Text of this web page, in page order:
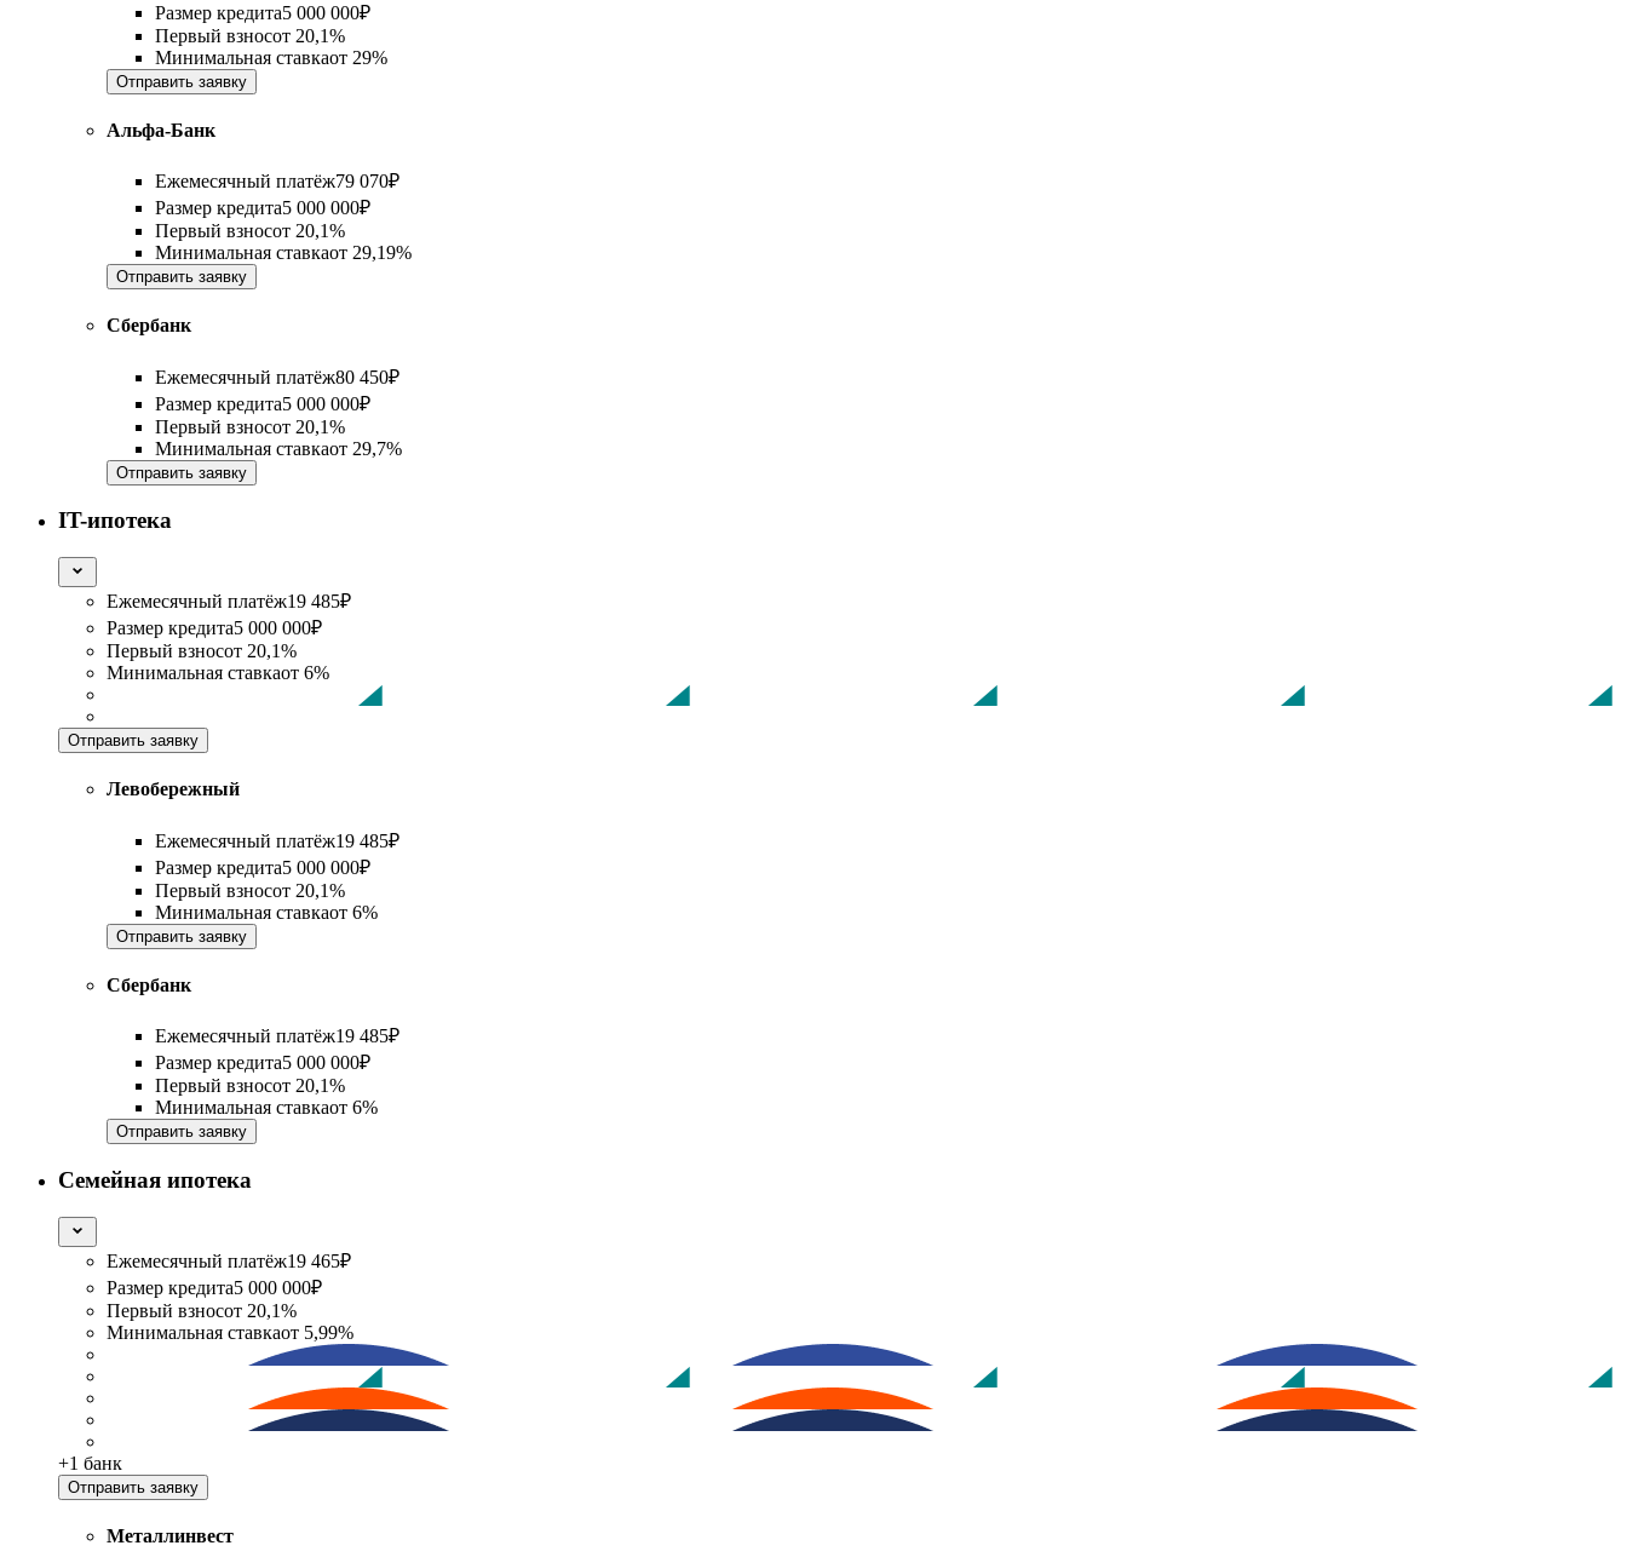
Размер кредита5 000 000₽
Первый взносот 20,1%
Минимальная ставкаот 29%
Отправить заявку
Альфа-Банк
Ежемесячный платёж79 070₽
Размер кредита5 000 000₽
Первый взносот 20,1%
Минимальная ставкаот 29,19%
Отправить заявку
Сбербанк
Ежемесячный платёж80 450₽
Размер кредита5 000 000₽
Первый взносот 20,1%
Минимальная ставкаот 29,7%
Отправить заявку
IT-ипотека
Ежемесячный платёж19 485₽
Размер кредита5 000 000₽
Первый взносот 20,1%
Минимальная ставкаот 6%
Отправить заявку
Левобережный
Ежемесячный платёж19 485₽
Размер кредита5 000 000₽
Первый взносот 20,1%
Минимальная ставкаот 6%
Отправить заявку
Сбербанк
Ежемесячный платёж19 485₽
Размер кредита5 000 000₽
Первый взносот 20,1%
Минимальная ставкаот 6%
Отправить заявку
Семейная ипотека
Ежемесячный платёж19 465₽
Размер кредита5 000 000₽
Первый взносот 20,1%
Минимальная ставкаот 5,99%
+1 банк
Отправить заявку
Металлинвест